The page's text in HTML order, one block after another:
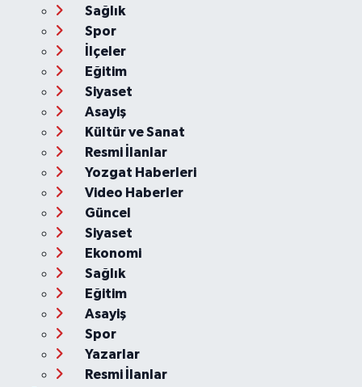
Sağlık
Spor
İlçeler
Eğitim
Siyaset
Asayiş
Kültür ve Sanat
Resmi İlanlar
Yozgat Haberleri
Video Haberler
Güncel
Siyaset
Ekonomi
Sağlık
Eğitim
Asayiş
Spor
Yazarlar
Resmi İlanlar